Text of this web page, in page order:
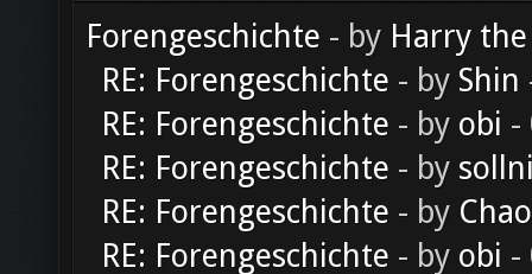
Forengeschichte - by Harry
RE: Forengeschichte - by Shin
RE: Forengeschichte - by obi -
RE: Forengeschichte - by
RE: Forengeschichte - by
RE: Forengeschichte - by obi -